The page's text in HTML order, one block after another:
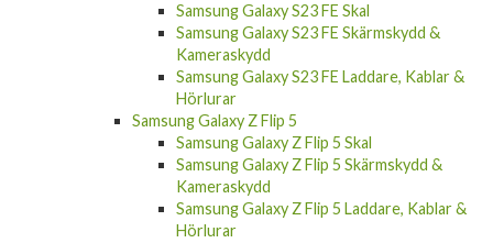
Samsung Galaxy S23 FE Skal
Samsung Galaxy S23 FE Skärmskydd &
Kameraskydd
Samsung Galaxy S23 FE Laddare, Kablar &
Hörlurar
Samsung Galaxy Z Flip 5
Samsung Galaxy Z Flip 5 Skal
Samsung Galaxy Z Flip 5 Skärmskydd &
Kameraskydd
Samsung Galaxy Z Flip 5 Laddare, Kablar &
Hörlurar